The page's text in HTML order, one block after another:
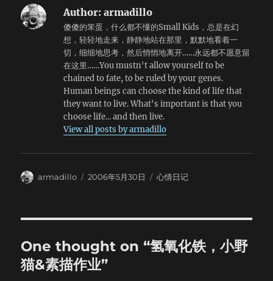
心里又骂了一遍。 晚上还是比较爽的。kb留在下面给大家
烧饭，好歹没有糊（当然还是要对他所说“每周回家给全家做
饭”的说法表示强烈质疑）。 之后就是十点半之后的fb。先
煮小半袋通心粉，结果酱有点咸，最后强忍着吃了。剩下半袋
和dogxuan一起做了一道香肠酱炒空心粉，吃得大家如痴如
醉。然后就是一盆茶干鸡蛋牛肉汤，极鲜。最后还有烤羊肉
串，牛奶咖啡……
夜，漫无边际。车窗上映出我的脸，还有身后车厢顶上的灯，
淡淡的白光在车窗上映出一圈圈模糊的光晕。我把鼻尖贴在玻
璃上，眼前只剩下黑黑的一片，凉凉的，有一点腥味。这么晚
了，大家都已经睡着了吧，为什么我总是睡不着呢？不知道。
偶尔在外边可以看到一抹亮光，还没来得急看清楚，就被火车
甩到后边去了。想起去年七月份去北京的时候，那天晚上胃很
痛，于是披了一件衣服坐在车窗边听火车隆隆地以每小时六十
分钟的速度驶向未来。车到哪里了？我不知道。就这样下去
吧，永远都不要醒来。 终于熬到了天亮。很可惜，这次依然
没有能够看到日出。窗外是茫茫的戈壁，倒是有一些骆驼刺依
然顽强地生长着。九点多钟，大家都醒了，快到嘉峪关市了。
站”！这么快就到了？胡乱收拾好东西慌不择路地跳下了火
车。 原以为火车晚点，所以接我们的车还没有来。在车站前
长龙般委蛇而行。天边是连绵起伏的祁连雪山，矮矮地横在那
但是……最终还是放弃了。这次我真的能够来到雪山脚下么？我
不知道。也许得不到的东西更美。 路开始变得笔直，两边的
山崖开始变得陡峭，我们正驶向祁连深处。车停在一处草坡
Author: armadillo
傻傻的笨蛋，什么都不懂的Small Kids，总是在幻
想，轻轻地走来，静静地站在那里，默默地看着一
切，细细地思考，然后悄悄地离开……永远都不愿意留
在这里……You mustn't allow yourself to be
chained to fate, to be ruled by your genes.
Human beings can choose the kind of life that
they want to live. What's important is that you
choose life... and then live.
View all posts by armadillo
Author
armadillo
Posted
2006年5月30日 Categories
心情日记
One thought on “氢氧化铁，小野
猫&素描作业”